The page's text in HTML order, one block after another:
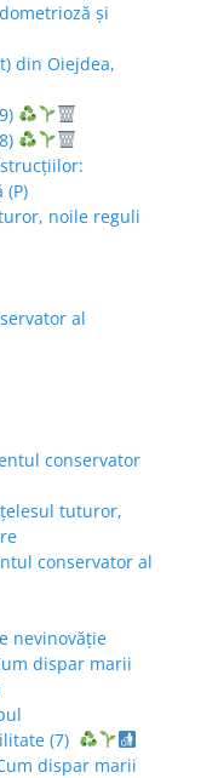
și
din Oiejdea,
noile reguli
al
conservator
tuturor,
conservator al
nevinovăție
dispar marii
(7)
dispar marii